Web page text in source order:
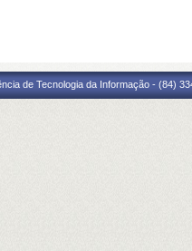
de Tecnologia da Informação - (84)